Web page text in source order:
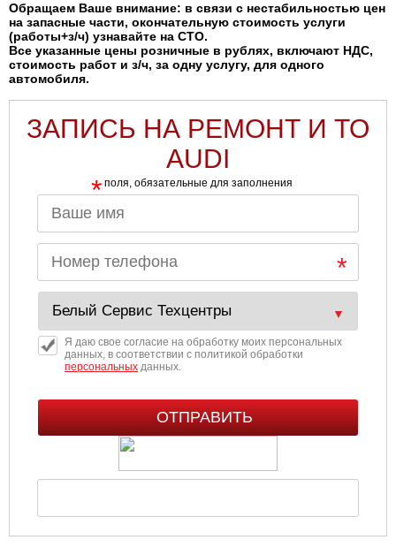
Обращаем Ваше внимание: в связи с нестабильностью цен
на запасные части, окончательную стоимость услуги
(работы+з/ч) узнавайте на СТО.
Все указанные цены розничные в рублях, включают НДС,
стоимость работ и з/ч, за одну услугу, для одного
автомобиля.
ЗАПИСЬ НА РЕМОНТ И ТО
AUDI
* поля, обязательные для заполнения
Я даю свое согласие на обработку моих персональных
данных, в соответствии с политикой обработки
персональныхданных.